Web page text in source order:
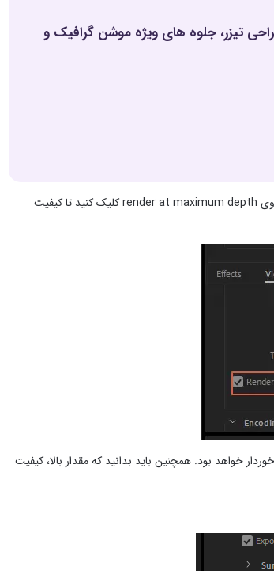
2 برابر، ماندگاری 3 برابر، پولسازی با طراحی تیزر، جلوه های ویژه موشن گرافیک و
گزینه هایی برای تغییر بیت ریت وجود دارد. بنابراین، به فریم ریت بروید و در صورت تمایل آن را تغییر دهید و روی render at maximum depth کلیک کنید تا کیفیت
خواهد بود. همچنین باید بدانید که مقدار بالا، کیفیت